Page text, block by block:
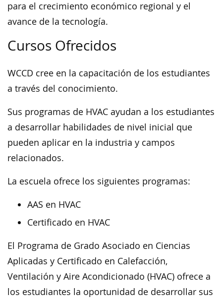
para el crecimiento económico regional y el
avance de la tecnología.
Cursos Ofrecidos
WCCD cree en la capacitación de los estudiantes
a través del conocimiento.
Sus programas de HVAC ayudan a los estudiantes
a desarrollar habilidades de nivel inicial que
pueden aplicar en la industria y campos
relacionados.
La escuela ofrece los siguientes programas:
AAS en HVAC
Certificado en HVAC
El Programa de Grado Asociado en Ciencias
Aplicadas y Certificado en Calefacción,
Ventilación y Aire Acondicionado (HVAC) ofrece a
los estudiantes la oportunidad de desarrollar sus